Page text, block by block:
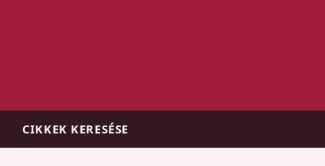
CIKKEK KERESÉSE